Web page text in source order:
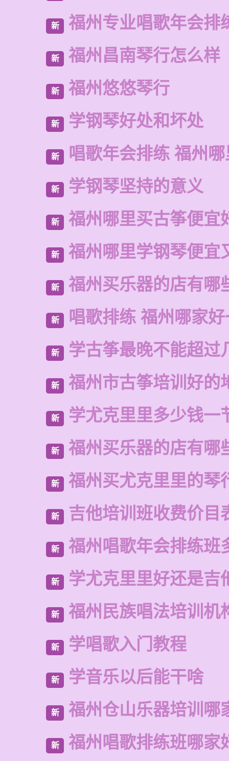
新 福州专业唱歌年会排
新 福州昌南琴行怎么样
新 福州悠悠琴行
新 学钢琴好处和坏处
新 唱歌年会排练 福州
新 学钢琴坚持的意义
新 福州哪里买古筝便宜
新 福州哪里学钢琴便宜
新 福州买乐器的店有哪
新 唱歌排练 福州哪家
新 学古筝最晚不能超过
新 福州市古筝培训好的
新 学尤克里里多少钱一
新 福州买乐器的店有哪
新 福州买尤克里里的琴
新 吉他培训班收费价目
新 福州唱歌年会排练班
新 学尤克里里好还是吉
新 福州民族唱法培训机
新 学唱歌入门教程
新 学音乐以后能干啥
新 福州仓山乐器培训哪
新 福州唱歌排练班哪家